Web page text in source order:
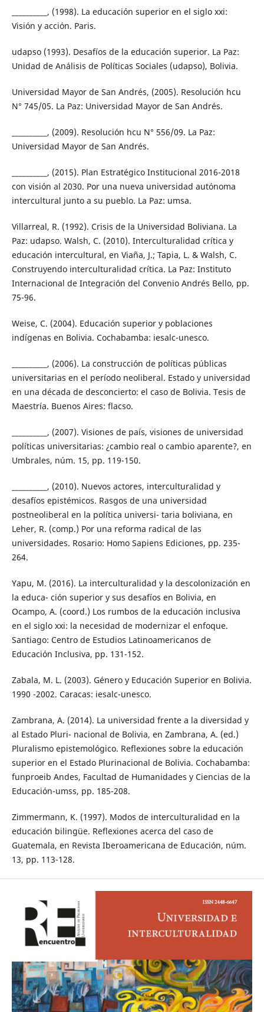
__________, (1998). La educación superior en el siglo xxi:
Visión y acción. Paris.
udapso (1993). Desafíos de la educación superior. La Paz:
Unidad de Análisis de Políticas Sociales (udapso), Bolivia.
Universidad Mayor de San Andrés, (2005). Resolución hcu
N° 745/05. La Paz: Universidad Mayor de San Andrés.
__________, (2009). Resolución hcu N° 556/09. La Paz:
Universidad Mayor de San Andrés.
__________, (2015). Plan Estratégico Institucional 2016-2018
con visión al 2030. Por una nueva universidad autónoma
intercultural junto a su pueblo. La Paz: umsa.
Villarreal, R. (1992). Crisis de la Universidad Boliviana. La
Paz: udapso. Walsh, C. (2010). Interculturalidad crítica y
educación intercultural, en Viaña, J.; Tapia, L. & Walsh, C.
Construyendo interculturalidad crítica. La Paz: Instituto
Internacional de Integración del Convenio Andrés Bello, pp.
75-96.
Weise, C. (2004). Educación superior y poblaciones
indígenas en Bolivia. Cochabamba: iesalc-unesco.
__________, (2006). La construcción de políticas públicas
universitarias en el período neoliberal. Estado y universidad
en una década de desconcierto: el caso de Bolivia. Tesis de
Maestría. Buenos Aires: flacso.
__________, (2007). Visiones de país, visiones de universidad
políticas universitarias: ¿cambio real o cambio aparente?, en
Umbrales, núm. 15, pp. 119-150.
__________, (2010). Nuevos actores, interculturalidad y
desafíos epistémicos. Rasgos de una universidad
postneoliberal en la política universi- taria boliviana, en
Leher, R. (comp.) Por una reforma radical de las
universidades. Rosario: Homo Sapiens Ediciones, pp. 235-
264.
Yapu, M. (2016). La interculturalidad y la descolonización en
la educa- ción superior y sus desafíos en Bolivia, en
Ocampo, A. (coord.) Los rumbos de la educación inclusiva
en el siglo xxi: la necesidad de modernizar el enfoque.
Santiago: Centro de Estudios Latinoamericanos de
Educación Inclusiva, pp. 131-152.
Zabala, M. L. (2003). Género y Educación Superior en Bolivia.
1990 -2002. Caracas: iesalc-unesco.
Zambrana, A. (2014). La universidad frente a la diversidad y
al Estado Pluri- nacional de Bolivia, en Zambrana, A. (ed.)
Pluralismo epistemológico. Reflexiones sobre la educación
superior en el Estado Plurinacional de Bolivia. Cochabamba:
funproeib Andes, Facultad de Humanidades y Ciencias de la
Educación-umss, pp. 185-208.
Zimmermann, K. (1997). Modos de interculturalidad en la
educación bilingüe. Reflexiones acerca del caso de
Guatemala, en Revista Iberoamericana de Educación, núm.
13, pp. 113-128.